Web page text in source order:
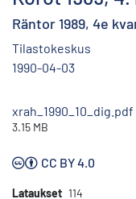
Räntor 1989, 4e
Tilastokeskus
1990-04-03
xrah_1990_10_dig.pdf
3.15 MB
CC BY 4.0
Lataukset 114